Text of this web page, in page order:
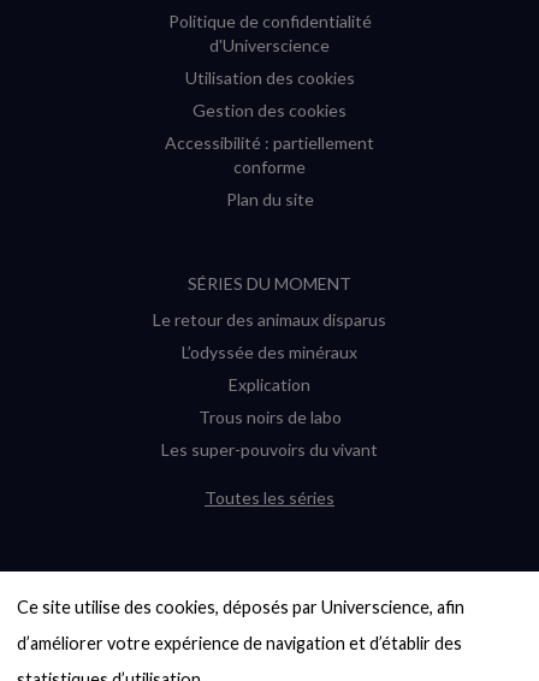
Ce site utilise des cookies, déposés par Universcience, afin
d’améliorer votre expérience de navigation et d’établir des
Politique de confidentialité
d'Universcience
Utilisation des cookies
Gestion des cookies
Accessibilité : partiellement
conforme
Plan du site
SÉRIES DU MOMENT
Le retour des animaux disparus
L’odyssée des minéraux
Explication
Trous noirs de labo
Les super-pouvoirs du vivant
Toutes les séries
6000 exoplanètes, et pas de « Terre »
en vue ?
Quel avenir pour les cryptos ?